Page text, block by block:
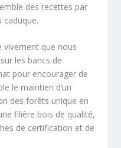
des recettes par
caduque.
vivement que nous
les bancs de
pour encourager de
le maintien d’un
des forêts unique en
filière bois de qualité,
de certification et de